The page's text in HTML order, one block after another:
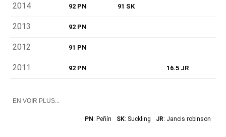
2014 92 PN 91 SK
2013 92 PN
2012 91 PN
2011 92 PN 16.5 JR
EN VOIR PLUS...
PN: Peñín SK: Suckling JR: Jancis robinson